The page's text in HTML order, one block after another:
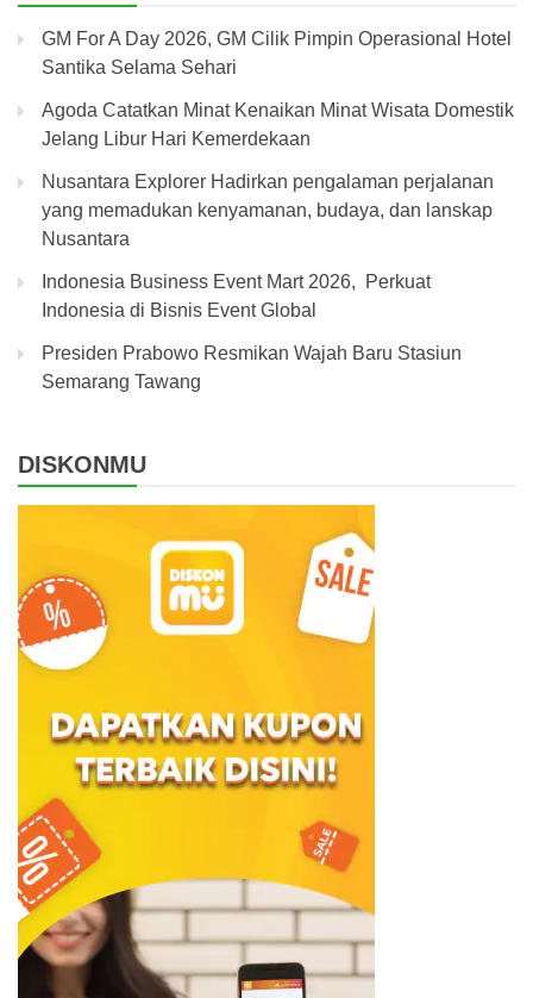
GM For A Day 2026, GM Cilik Pimpin Operasional Hotel
Santika Selama Sehari
Agoda Catatkan Minat Kenaikan Minat Wisata Domestik
Jelang Libur Hari Kemerdekaan
Nusantara Explorer Hadirkan pengalaman perjalanan
yang memadukan kenyamanan, budaya, dan lanskap
Nusantara
Indonesia Business Event Mart 2026, Perkuat
Indonesia di Bisnis Event Global
Presiden Prabowo Resmikan Wajah Baru Stasiun
Semarang Tawang
DISKONMU